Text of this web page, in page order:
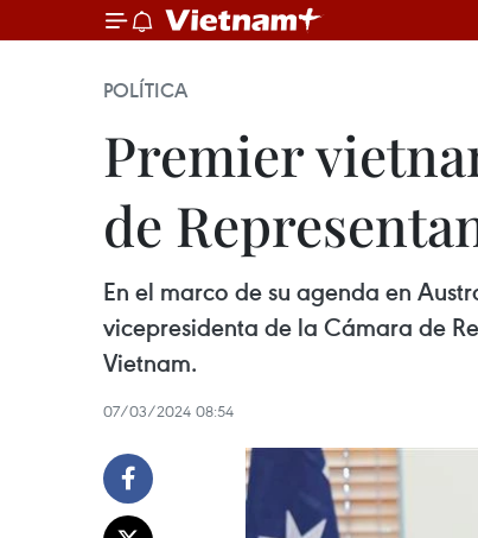
POLÍTICA
Premier
de
En el marco de su agenda en
vicepresidenta de la Cámara de
Vietnam.
07/03/2024 08:54